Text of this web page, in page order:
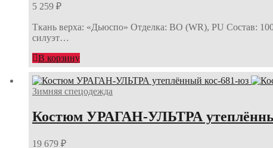
5 259 ₽
Ткань верха: «Дьюспо» Отделка: ВО (WR), PU Состав:
силуэт…
В корзину
Зимняя спецодежда
Костюм УРАГАН-УЛЬТРА
19 679 ₽